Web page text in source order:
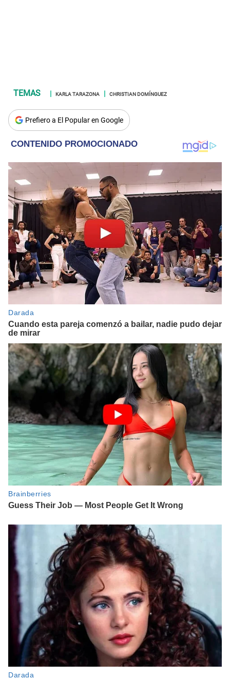
KARLA TARAZONA CHRISTIAN DOMÍNGUEZ
Prefiero a El Popular en Google